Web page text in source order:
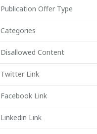
Publication Offer Type
Categories
Disallowed Content
Twitter Link
Facebook Link
Linkedin Link